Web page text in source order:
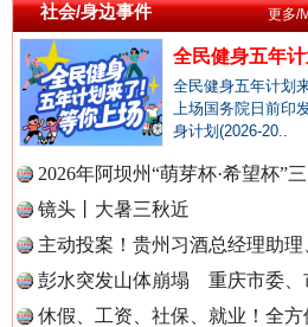
中国公
中国法
中国法
春天里的科技盛宴
社会/身边事件
全民健身五年
全民健身五年计划
上场国务院日前印
身计划(2026-20..
2026年阿坝州“萌芽杯·希望杯”
镜头丨大暑三秋近
主动投案！贵州习酒总经理助理
彭水突发山体崩塌 重庆市委、
休假、工资、社保、就业！全方
更多/